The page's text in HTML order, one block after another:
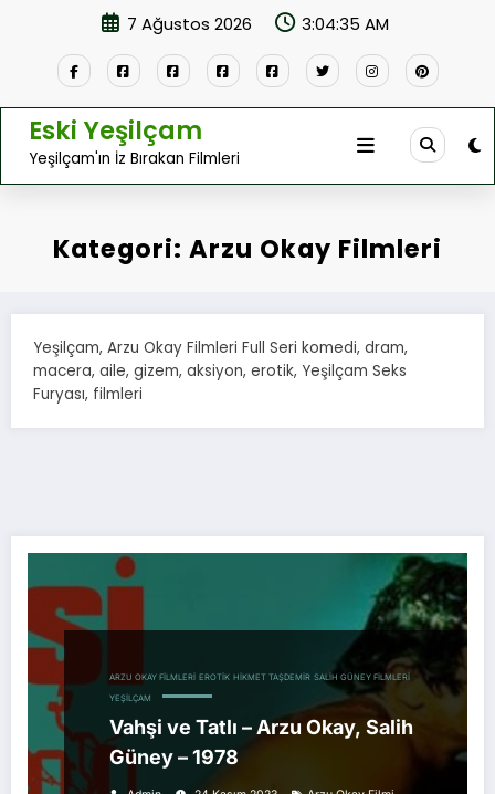
7 Ağustos 2026 3:04:35 AM
Eski Yeşilçam
Yeşilçam'ın İz Bırakan Filmleri
Kategori: Arzu Okay Filmleri
Yeşilçam, Arzu Okay Filmleri Full Seri komedi, dram,
macera, aile, gizem, aksiyon, erotik, Yeşilçam Seks
Furyası, filmleri
ARZU OKAY FILMLERI EROTIK HIKMET TAŞDEMIR SALIH GÜNEY FILMLERI
YEŞILÇAM
Vahşi ve Tatlı – Arzu Okay, Salih
Güney – 1978